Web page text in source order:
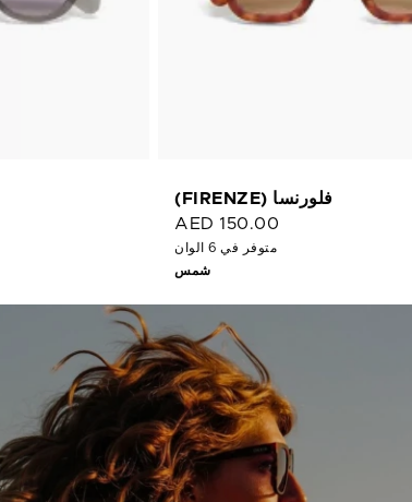
فلورنسا (FIRENZE)
AED 150.00
متوفر في 6 الوان
شمس